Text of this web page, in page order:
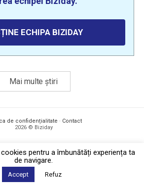
ECHIPA BIZIDAY
Mai multe știri
de confidențialitate · Contact
2026 © Biziday
pentru a îmbunătăți experiența ta
de navigare.
Accept Refuz